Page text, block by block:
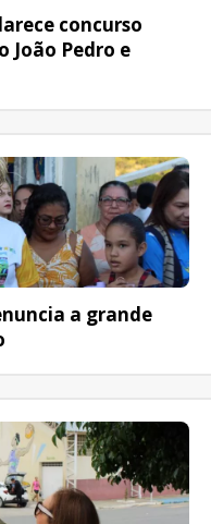
concurso
João Pedro e
a grande